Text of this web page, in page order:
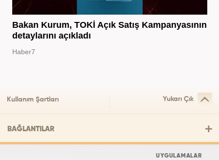
Bakan Kurum, TOKİ Açık Satış Kampanyasının
detaylarını açıkladı
Haber7
Kullanım Şartları Yukarı Çık
BAĞLANTILAR
UYGULAMALAR